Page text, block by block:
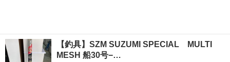
【釣具】SZM SUZUMI SPECIAL MULTI
MESH 船30号−…